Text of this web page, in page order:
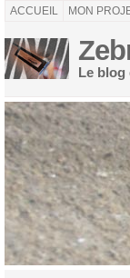
ACCUEIL MON
Le blog